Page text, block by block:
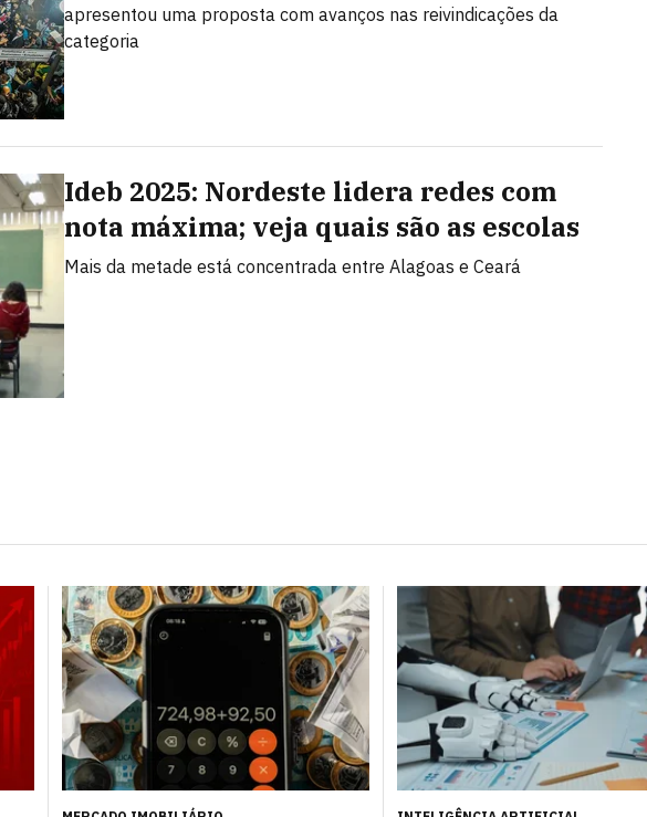
apresentou uma proposta com avanços nas reivindicações da
categoria
Ideb 2025: Nordeste lidera redes com
nota máxima; veja quais são as escolas
Mais da metade está concentrada entre Alagoas e Ceará